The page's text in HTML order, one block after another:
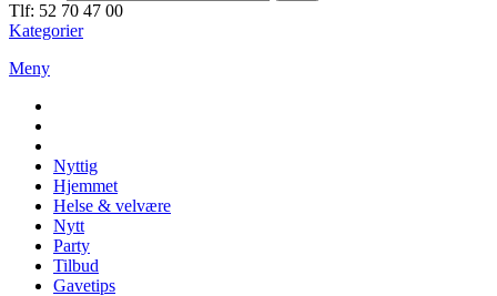
Tlf: 52 70 47 00
Kategorier
Meny
Nyttig
Hjemmet
Helse & velvære
Nytt
Party
Tilbud
Gavetips